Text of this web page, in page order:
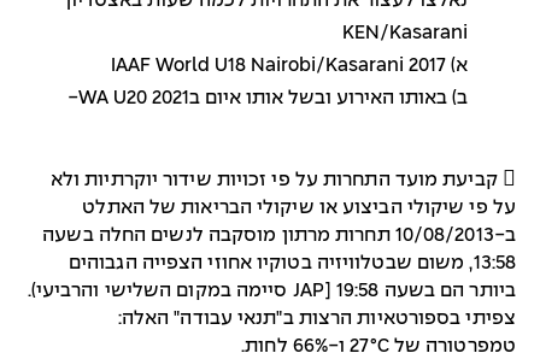
KEN/Kasarani
א) IAAF World U18 Nairobi/Kasarani 2017
ב) באותו האירוע ובשל אותו איום בWA U20 2021-
 קביעת מועד התחרות על פי זכויות שידור יוקרתיות ולא
על פי שיקולי הביצוע או שיקולי הבריאות של האתלט
ב-10/08/2013 תחרות מרתון מוסקבה לנשים החלה בשעה
13:58, משום שבטלוויזיה בטוקיו אחוזי הצפייה הגבוהים
ביותר הם בשעה 19:58 [JAP סיימה במקום השלישי והרביעי).
צפיתי בספורטאיות הרצות ב"תנאי עבודה" האלה:
טמפרטורה של 27°C ו-66% לחות.